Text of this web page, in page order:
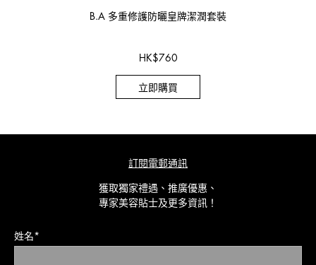
B.A 多重修護防曬皇牌潔潤套裝
HK$760
立即購買
訂閱電郵通訊
獲取獨家禮遇、推廣優惠、
專家美容貼士及更多資訊！
姓名*